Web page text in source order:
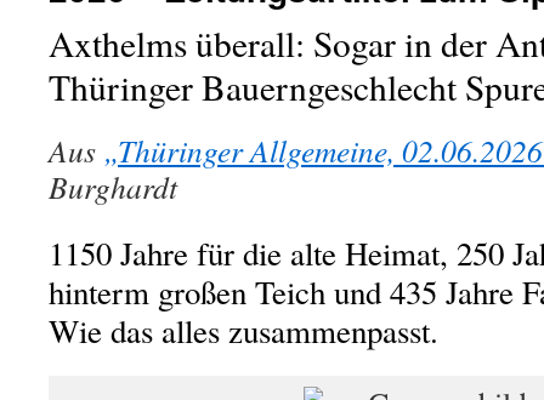
Axthelms überall: Sogar in der
Thüringer Bauerngeschlecht
Aus „Thüringer Allgemeine,
Burghardt
1150 Jahre für die alte Heimat, 250
hinterm großen Teich und 435 Jahre
Wie das alles zusammenpasst.